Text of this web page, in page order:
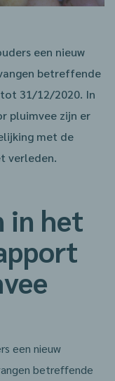
een nieuw
betreffende
31/12/2020. In
pluimvee zijn er
met de
verleden.
in het
een nieuw
betreffende